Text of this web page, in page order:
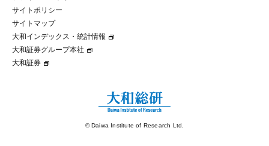
コラム
大和インデックス・統計情報
マルチステークホルダー方針
パートナーシップ構築宣言
大和総研の歩み
グループ会社
サイトポリシー
サイトマップ
大和インデックス・統計情報
大和証券グループ本社
大和証券
© Daiwa Institute of Research Ltd.